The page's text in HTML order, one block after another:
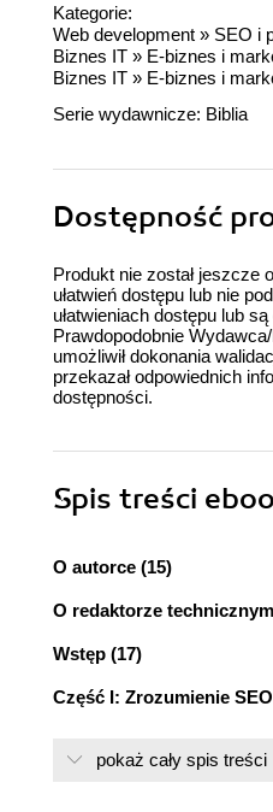
Kategorie:
Web development » SEO i
Biznes IT » E-biznes i
Biznes IT » E-biznes i
Serie wydawnicze: Biblia
Dostępność
Produkt nie został jeszcze
ułatwień dostępu lub nie
ułatwieniach dostępu lub
Prawdopodobnie
umożliwił dokonania
przekazał odpowiednich
dostępności.
Spis treści
O autorce (15)
O redaktorze
Wstęp (17)
Część I: Zrozumienie
Co to jest
pokaż cały spis treści